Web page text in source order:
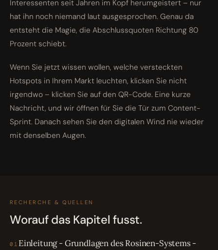
Interessenten seit Jahren im Kopf herumgeistert – nur
hat ihn noch niemand laut ausgesprochen. Genau da
entsteht die Magie, die Abschlussquoten Richtung 80
Prozent schiebt.
Wenn Sie jetzt wissen wollen, welche versteckten
Hotspots in Ihrem Markt leuchten, klicken Sie nicht
irgendwo – klicken Sie auf den QR-Code. Eine kurze
Nachricht, und wir öffnen für Sie die Tür zum Content-
Sprint. Danach sehen Sie den digitalen Wind nie wieder
mit denselben Augen.
RECHERCHE & QUELLEN
Worauf das Kapitel fusst.
01 Einleitung - Grundlagen des Rosinen-Systems -